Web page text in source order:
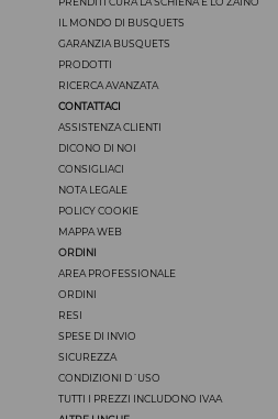
IL MONDO DI BUSQUETS
GARANZIA BUSQUETS
PRODOTTI
RICERCA AVANZATA
CONTATTACI
ASSISTENZA CLIENTI
DICONO DI NOI
CONSIGLIACI
NOTA LEGALE
POLICY COOKIE
MAPPA WEB
ORDINI
AREA PROFESSIONALE
ORDINI
RESI
SPESE DI INVIO
SICUREZZA
CONDIZIONI D´USO
TUTTI I PREZZI INCLUDONO IVAA